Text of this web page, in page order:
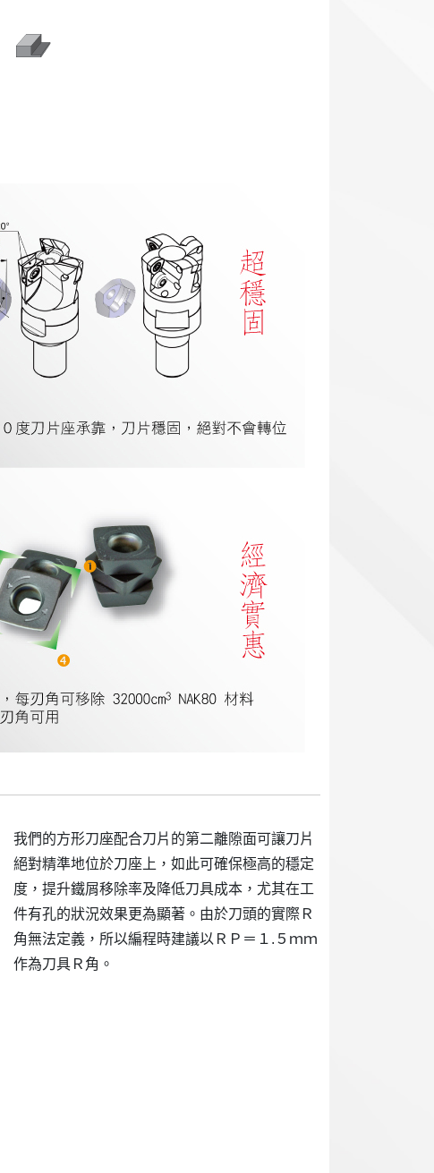
我們的方形刀座配合刀片的第二離隙面可讓刀片
絕對精準地位於刀座上，如此可確保極高的穩定
度，提升鐵屑移除率及降低刀具成本，尤其在工
件有孔的狀況效果更為顯著。由於刀頭的實際Ｒ
角無法定義，所以編程時建議以ＲＰ＝１.５ｍｍ
作為刀具Ｒ角。